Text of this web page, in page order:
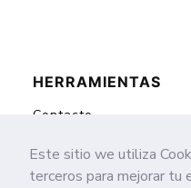
HERRAMIENTAS
Contacto
Mapa del Sitio
Este sitio we utiliza
terceros para mejorar tu